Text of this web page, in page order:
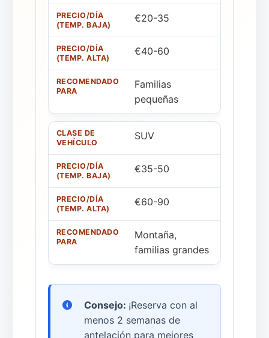
€20-35
€40-60
Familias
pequeñas
SUV
€35-50
€60-90
Montaña,
familias grandes
Consejo: ¡Reserva con al
menos 2 semanas de
antelación para mejores